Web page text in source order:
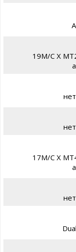
19M/C X
17M/C X